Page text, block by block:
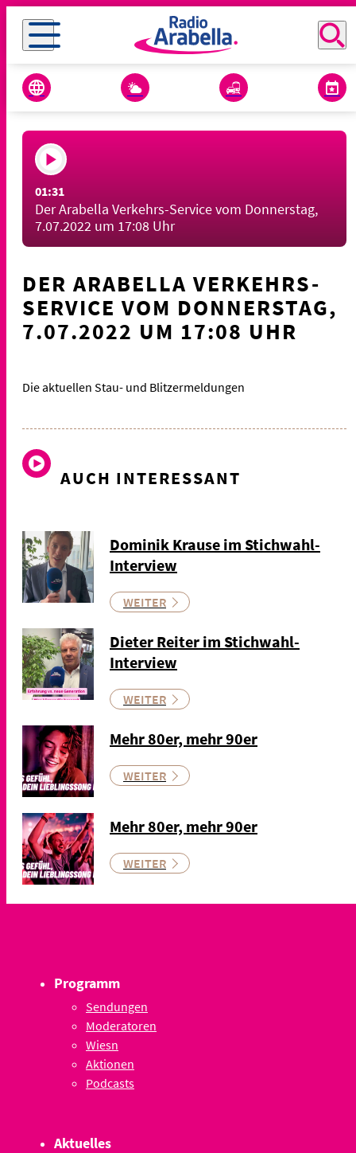
01:31
Der Arabella Verkehrs-Service vom Donnerstag,
7.07.2022 um 17:08 Uhr
DER ARABELLA VERKEHRS-
SERVICE VOM DONNERSTAG,
7.07.2022 UM 17:08 UHR
Die aktuellen Stau- und Blitzermeldungen
AUCH INTERESSANT
Dominik Krause im Stichwahl-
Interview
WEITER
Dieter Reiter im Stichwahl-
Interview
WEITER
Mehr 80er, mehr 90er
WEITER
Mehr 80er, mehr 90er
WEITER
Programm
Sendungen
Moderatoren
Wiesn
Aktionen
Podcasts
Aktuelles